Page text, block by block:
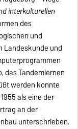
interkulturellen
des
und
Landeskunde und
das Tandemlernen
werden konnte
als eine der
an der
unterschrieben.